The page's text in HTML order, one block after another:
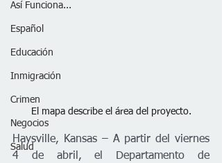
Así Funciona...
Español
Educación
Inmigración
Crimen
Negocios
Salud
El mapa describe el área del proyecto.
Haysville, Kansas – A partir del viernes
4 de abril, el Departamento de